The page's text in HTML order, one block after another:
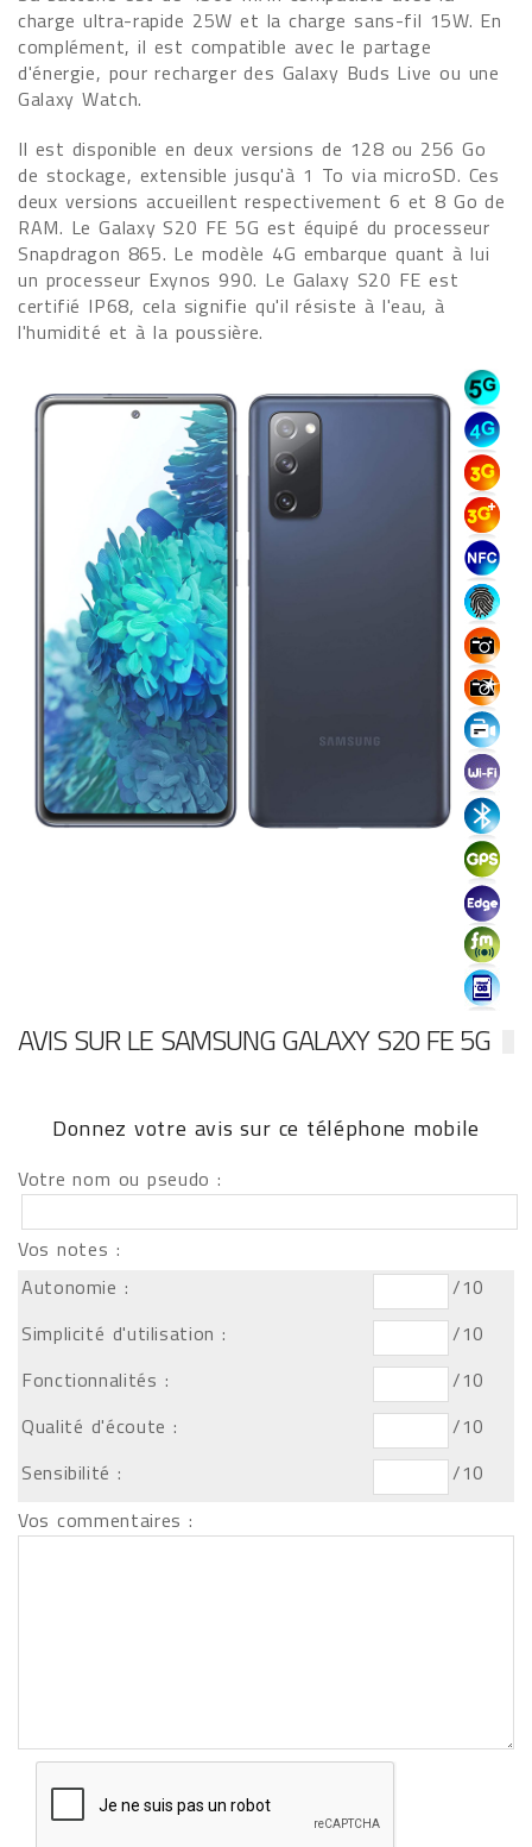
charge ultra-rapide 25W et la charge sans-fil 15W. En
complément, il est compatible avec le partage
d'énergie, pour recharger des Galaxy Buds Live ou une
Galaxy Watch.
Il est disponible en deux versions de 128 ou 256 Go
de stockage, extensible jusqu'à 1 To via microSD. Ces
deux versions accueillent respectivement 6 et 8 Go de
RAM. Le Galaxy S20 FE 5G est équipé du processeur
Snapdragon 865. Le modèle 4G embarque quant à lui
un processeur Exynos 990. Le Galaxy S20 FE est
certifié IP68, cela signifie qu'il résiste à l'eau, à
l'humidité et à la poussière.
AVIS SUR LE SAMSUNG GALAXY S20 FE 5G
Donnez votre avis sur ce téléphone mobile
Votre nom ou pseudo :
Vos notes :
Autonomie :
/10
Simplicité d'utilisation :
/10
Fonctionnalités :
/10
Qualité d'écoute :
/10
Sensibilité :
/10
Vos commentaires :